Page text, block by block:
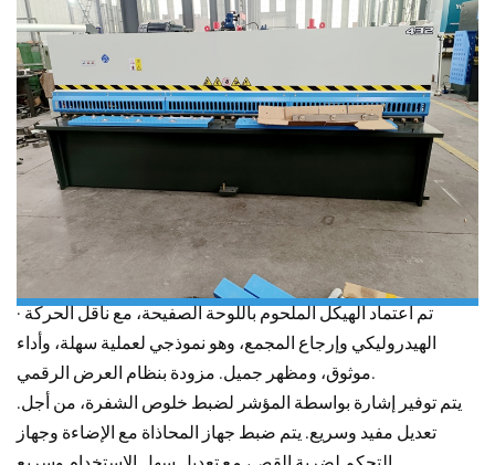
· تم اعتماد الهيكل الملحوم باللوحة الصفيحة، مع ناقل الحركة
الهيدروليكي وإرجاع المجمع، وهو نموذجي لعملية سهلة، وأداء
موثوق، ومظهر جميل. مزودة بنظام العرض الرقمي.
.يتم توفير إشارة بواسطة المؤشر لضبط خلوص الشفرة، من أجل
تعديل مفيد وسريع. يتم ضبط جهاز المحاذاة مع الإضاءة وجهاز